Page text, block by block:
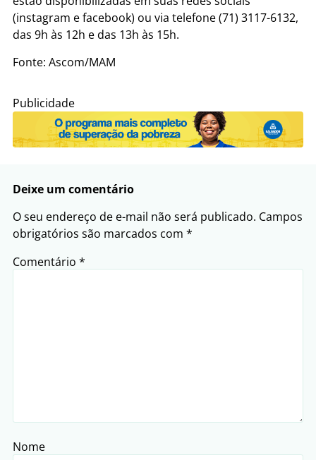
(instagram e facebook) ou via telefone (71) 3117-6132,
das 9h às 12h e das 13h às 15h.
Fonte: Ascom/MAM
Publicidade
Deixe um comentário
O seu endereço de e-mail não será publicado. Campos
obrigatórios são marcados com *
Comentário *
Nome